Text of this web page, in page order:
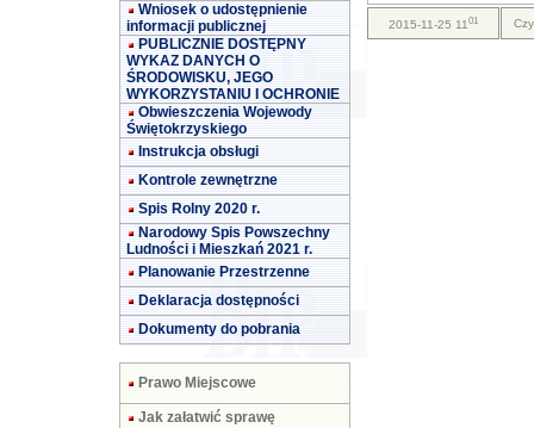
Wniosek o udostępnienie
informacji publicznej
PUBLICZNIE DOSTĘPNY
WYKAZ DANYCH O
ŚRODOWISKU, JEGO
WYKORZYSTANIU I OCHRONIE
Obwieszczenia Wojewody
Świętokrzyskiego
Instrukcja obsługi
Kontrole zewnętrzne
Spis Rolny 2020 r.
Narodowy Spis Powszechny
Ludności i Mieszkań 2021 r.
Planowanie Przestrzenne
Deklaracja dostępności
Dokumenty do pobrania
Prawo Miejscowe
Jak załatwić sprawę
2015-11-25 1101